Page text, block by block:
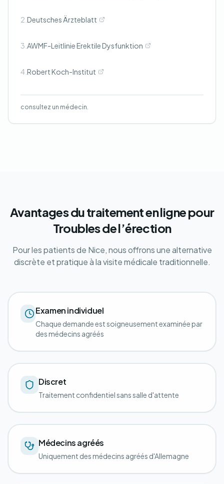
2. Deutsches Ärzteblatt
3. AWMF-Leitlinie Erektile Dysfunktion
4. Robert Koch-Institut
consultez un médecin.
Avantages du traitement en ligne pour
Troubles de l’érection
Pour les patients de Nice, nous offrons une alternative
discrète et pratique à la visite médicale traditionnelle.
Examen individuel
Chaque demande est soigneusement examinée par
des médecins agréés
Discret
Traitement confidentiel sans salle d'attente
Médecins agréés
Uniquement des médecins agréés d'Allemagne